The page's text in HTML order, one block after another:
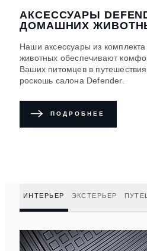
АКСЕССУАРЫ
ДОМАШНИХ
Наши аксессуары из
животных обеспечивают
Ваших питомцев в
роскошь салона Defender.
ПОДРОБНЕЕ
ИНТЕРЬЕР ЭКСТЕРЬЕР